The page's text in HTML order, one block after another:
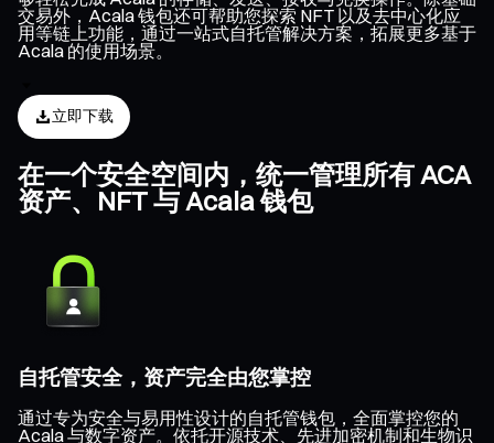
交易外，Acala 钱包还可帮助您探索 NFT 以及去中心化应
用等链上功能，通过一站式自托管解决方案，拓展更多基于
Acala 的使用场景。
立即下载
在一个安全空间内，统一管理所有 ACA
资产、NFT 与 Acala 钱包
自托管安全，资产完全由您掌控
通过专为安全与易用性设计的自托管钱包，全面掌控您的
Acala 与数字资产。依托开源技术、先进加密机制和生物识